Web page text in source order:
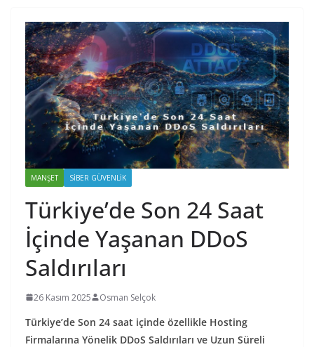
MANŞET SIBER GÜVENLIK
Türkiye’de Son 24 Saat
İçinde Yaşanan DDoS
Saldırıları
26 Kasım 2025 Osman Selçok
Türkiye’de Son 24 saat içinde özellikle Hosting
Firmalarına Yönelik DDoS Saldırıları ve Uzun Süreli